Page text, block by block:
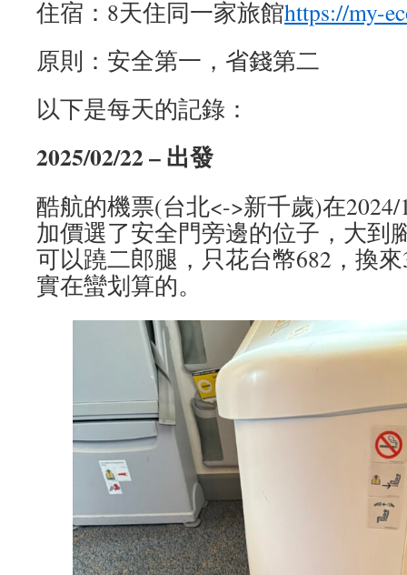
住宿：8天住同一家旅館https://my-
原則：安全第一，省錢第二
以下是每天的記錄：
2025/02/22 – 出發
酷航的機票(台北<->新千歲)在
加價選了安全門旁邊的位子，大到
可以蹺二郎腿，只花台幣682，換
實在蠻划算的。